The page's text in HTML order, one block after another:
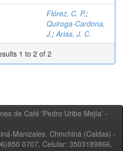
Flórez, C. P.;
Quiroga-Cardona,
J.;Arias, J. C.
1 to 2 of 2
de Café 'Pedro Uribe Mejía' -
Manizales. Chinchiná (Caldas) -
0707, Celular: 3503189866,